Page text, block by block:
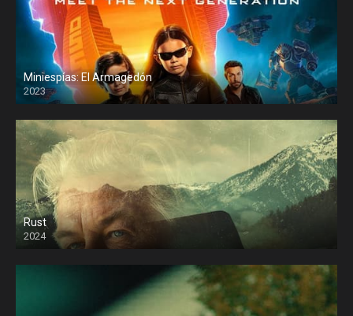
Miniespías: El Armagedón
2023
Rust
2024